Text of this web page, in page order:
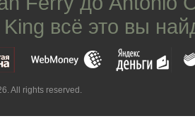
всё это вы
All rights reserved.